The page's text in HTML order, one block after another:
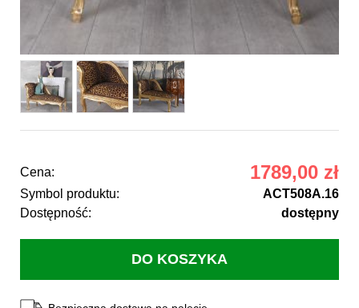
Cena: 1789,00 zł
Symbol produktu:
ACT508A.16
Dostępność:
dostępny